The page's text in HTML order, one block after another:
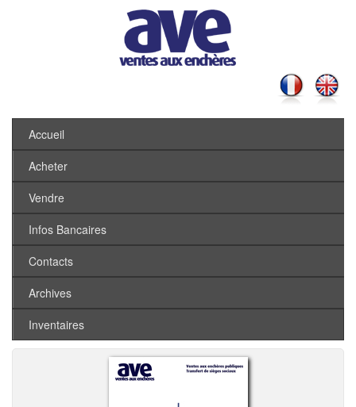
Accueil
Acheter
Vendre
Infos Bancaires
Contacts
Archives
Inventaires